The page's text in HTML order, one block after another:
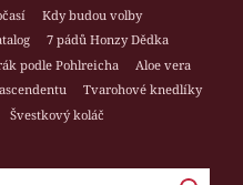
Kdy budou volby
7 pádů Honzy Dědka
podle Pohlreicha
Aloe vera
Tvarohové knedlíky
Švestkový koláč